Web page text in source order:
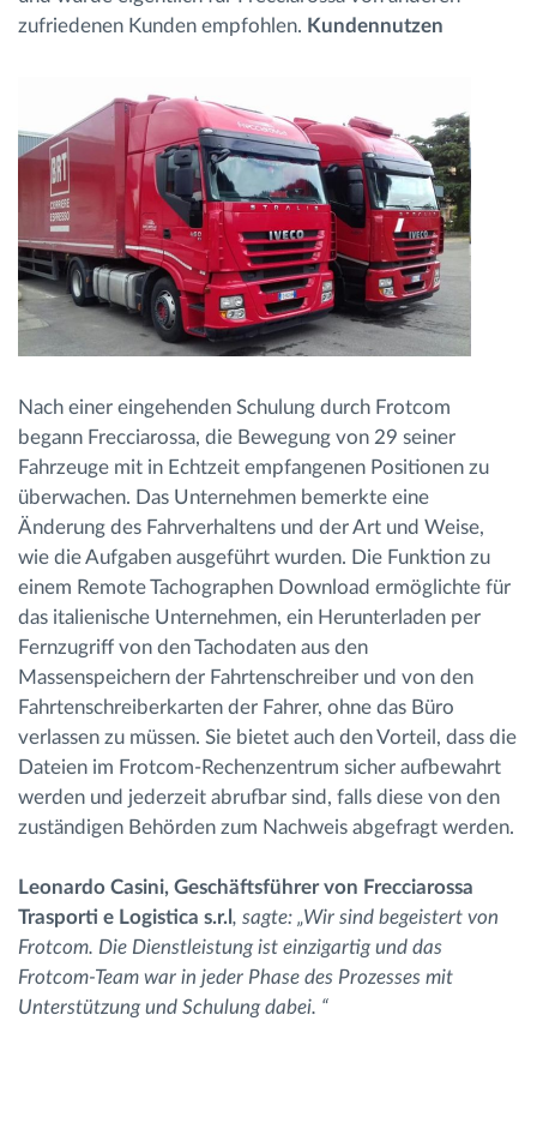
zufriedenen Kunden empfohlen. Kundennutzen
Nach einer eingehenden Schulung durch Frotcom
begann Frecciarossa, die Bewegung von 29 seiner
Fahrzeuge mit in Echtzeit empfangenen Positionen zu
überwachen. Das Unternehmen bemerkte eine
Änderung des Fahrverhaltens und der Art und Weise,
wie die Aufgaben ausgeführt wurden. Die Funktion zu
einem Remote Tachographen Download ermöglichte für
das italienische Unternehmen, ein Herunterladen per
Fernzugriff von den Tachodaten aus den
Massenspeichern der Fahrtenschreiber und von den
Fahrtenschreiberkarten der Fahrer, ohne das Büro
verlassen zu müssen. Sie bietet auch den Vorteil, dass die
Dateien im Frotcom-Rechenzentrum sicher aufbewahrt
werden und jederzeit abrufbar sind, falls diese von den
zuständigen Behörden zum Nachweis abgefragt werden.
Leonardo Casini, Geschäftsführer von Frecciarossa
Trasporti e Logistica s.r.l , sagte: „Wir sind begeistert von
Frotcom. Die Dienstleistung ist einzigartig und das
Frotcom-Team war in jeder Phase des Prozesses mit
Unterstützung und Schulung dabei. “